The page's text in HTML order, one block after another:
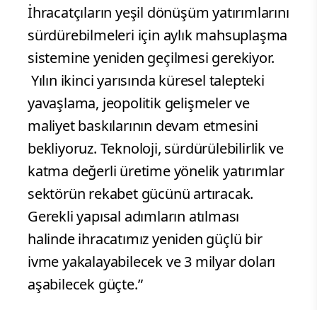
İhracatçıların yeşil dönüşüm yatırımlarını
sürdürebilmeleri için aylık mahsuplaşma
sistemine yeniden geçilmesi gerekiyor.
Yılın ikinci yarısında küresel talepteki
yavaşlama, jeopolitik gelişmeler ve
maliyet baskılarının devam etmesini
bekliyoruz. Teknoloji, sürdürülebilirlik ve
katma değerli üretime yönelik yatırımlar
sektörün rekabet gücünü artıracak.
Gerekli yapısal adımların atılması
halinde ihracatımız yeniden güçlü bir
ivme yakalayabilecek ve 3 milyar doları
aşabilecek güçte.”